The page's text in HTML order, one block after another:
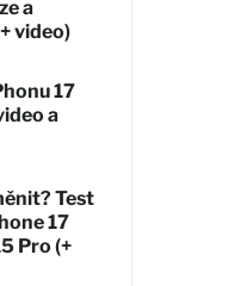
a
video)
17
a
Test
17
Pro (+